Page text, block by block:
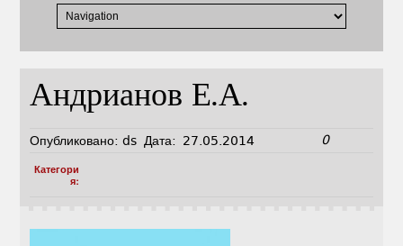
Андрианов Е.А.
Опубликовано: ds Дата: 27.05.2014 0
Категори
я: